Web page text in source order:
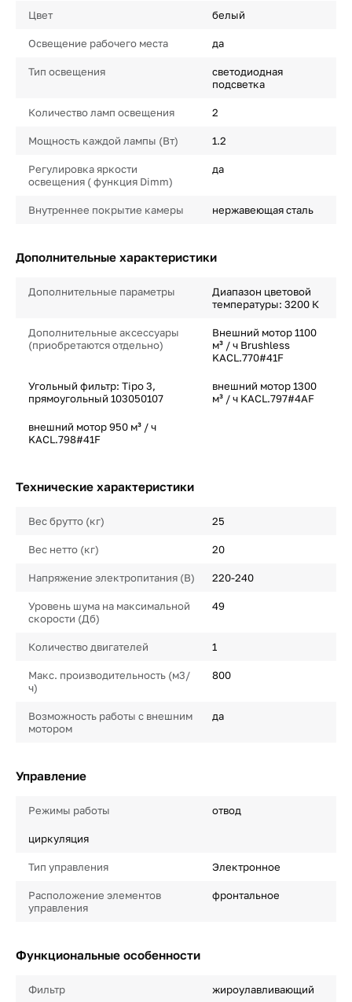
Цвет белый
Освещение рабочего места да
Тип освещения
светодиодная
подсветка
Количество ламп освещения 2
Мощность каждой лампы (Вт) 1.2
Регулировка яркости
освещения ( функция Dimm)
да
Внутреннее покрытие камеры нержавеющая сталь
Дополнительные характеристики
Дополнительные параметры
Диапазон цветовой
температуры: 3200 К
Дополнительные аксессуары
(приобретаются отдельно)
Внешний мотор 1100
м³ / ч Brushless
KACL.770#41F
Угольный фильтр: Tipo 3,
прямоугольный 103050107
внешний мотор 1300
м³ / ч KACL.797#4AF
внешний мотор 950 м³ / ч
KACL.798#41F
Технические характеристики
Вес брутто (кг) 25
Вес нетто (кг) 20
Напряжение электропитания (В) 220-240
Уровень шума на максимальной
скорости (Дб)
49
Количество двигателей 1
Макс. производительность (м3/
ч)
800
Возможность работы с внешним
мотором
да
Управление
Режимы работы отвод
циркуляция
Тип управления Электронное
Расположение элементов
управления
фронтальное
Функциональные особенности
Фильтр жироулавливающий